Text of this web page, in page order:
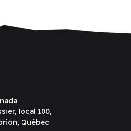
local 100,
Québec